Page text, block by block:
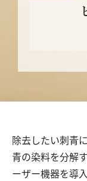
除去したい刺青
青の染料を分解
ーザー機器を導